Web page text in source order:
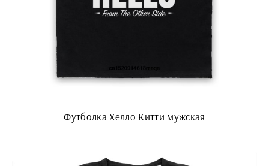
Футболка Хелло Китти мужская